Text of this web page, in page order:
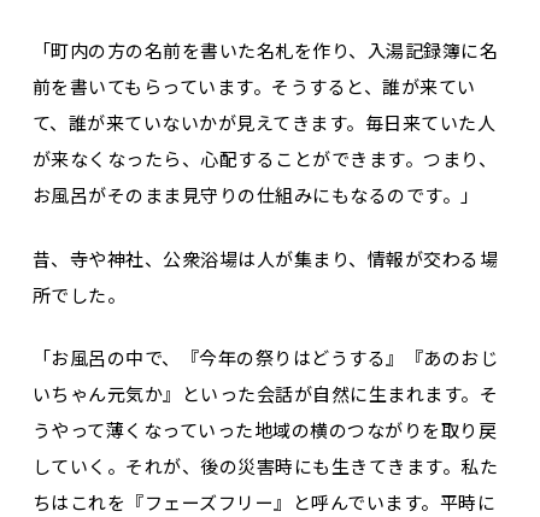
「町内の方の名前を書いた名札を作り、入湯記録簿に名
前を書いてもらっています。そうすると、誰が来てい
て、誰が来ていないかが見えてきます。毎日来ていた人
が来なくなったら、心配することができます。つまり、
お風呂がそのまま見守りの仕組みにもなるのです。」
昔、寺や神社、公衆浴場は人が集まり、情報が交わる場
所でした。
「お風呂の中で、『今年の祭りはどうする』『あのおじ
いちゃん元気か』といった会話が自然に生まれます。そ
うやって薄くなっていった地域の横のつながりを取り戻
していく。それが、後の災害時にも生きてきます。私た
ちはこれを『フェーズフリー』と呼んでいます。平時に